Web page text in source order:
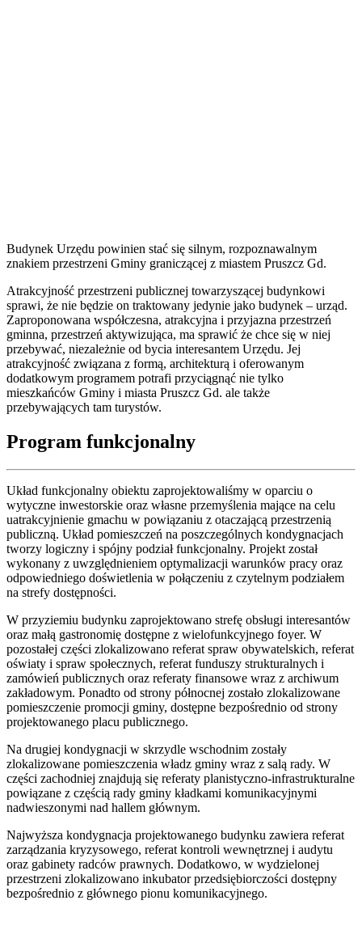
Budynek Urzędu powinien stać się silnym, rozpoznawalnym
znakiem przestrzeni Gminy graniczącej z miastem Pruszcz Gd.
Atrakcyjność przestrzeni publicznej towarzyszącej budynkowi
sprawi, że nie będzie on traktowany jedynie jako budynek – urząd.
Zaproponowana współczesna, atrakcyjna i przyjazna przestrzeń
gminna, przestrzeń aktywizująca, ma sprawić że chce się w niej
przebywać, niezależnie od bycia interesantem Urzędu. Jej
atrakcyjność związana z formą, architekturą i oferowanym
dodatkowym programem potrafi przyciągnąć nie tylko
mieszkańców Gminy i miasta Pruszcz Gd. ale także
przebywających tam turystów.
Program funkcjonalny
Układ funkcjonalny obiektu zaprojektowaliśmy w oparciu o
wytyczne inwestorskie oraz własne przemyślenia mające na celu
uatrakcyjnienie gmachu w powiązaniu z otaczającą przestrzenią
publiczną. Układ pomieszczeń na poszczególnych kondygnacjach
tworzy logiczny i spójny podział funkcjonalny. Projekt został
wykonany z uwzględnieniem optymalizacji warunków pracy oraz
odpowiedniego doświetlenia w połączeniu z czytelnym podziałem
na strefy dostępności.
W przyziemiu budynku zaprojektowano strefę obsługi interesantów
oraz małą gastronomię dostępne z wielofunkcyjnego foyer. W
pozostałej części zlokalizowano referat spraw obywatelskich, referat
oświaty i spraw społecznych, referat funduszy strukturalnych i
zamówień publicznych oraz referaty finansowe wraz z archiwum
zakładowym. Ponadto od strony północnej zostało zlokalizowane
pomieszczenie promocji gminy, dostępne bezpośrednio od strony
projektowanego placu publicznego.
Na drugiej kondygnacji w skrzydle wschodnim zostały
zlokalizowane pomieszczenia władz gminy wraz z salą rady. W
części zachodniej znajdują się referaty planistyczno-infrastrukturalne
powiązane z częścią rady gminy kładkami komunikacyjnymi
nadwieszonymi nad hallem głównym.
Najwyższa kondygnacja projektowanego budynku zawiera referat
zarządzania kryzysowego, referat kontroli wewnętrznej i audytu
oraz gabinety radców prawnych. Dodatkowo, w wydzielonej
przestrzeni zlokalizowano inkubator przedsiębiorczości dostępny
bezpośrednio z głównego pionu komunikacyjnego.